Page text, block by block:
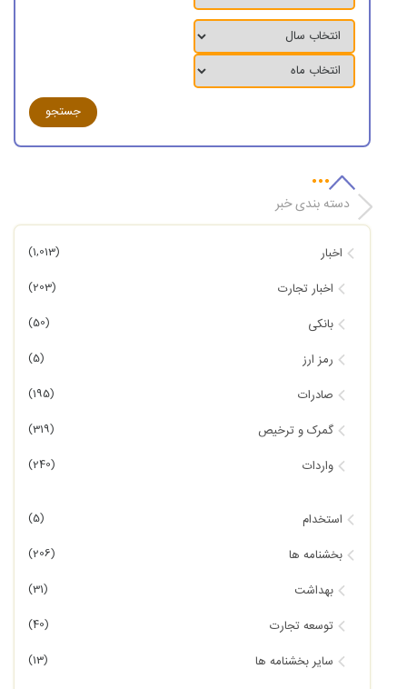
دسته بندی خبر
اخبار (1,013)
اخبار تجارت (203)
بانکی (50)
رمز ارز (5)
صادرات (195)
گمرک و ترخیص (319)
واردات (240)
استخدام (5)
بخشنامه ها (206)
بهداشت (31)
توسعه تجارت (40)
سایر بخشنامه ها (13)